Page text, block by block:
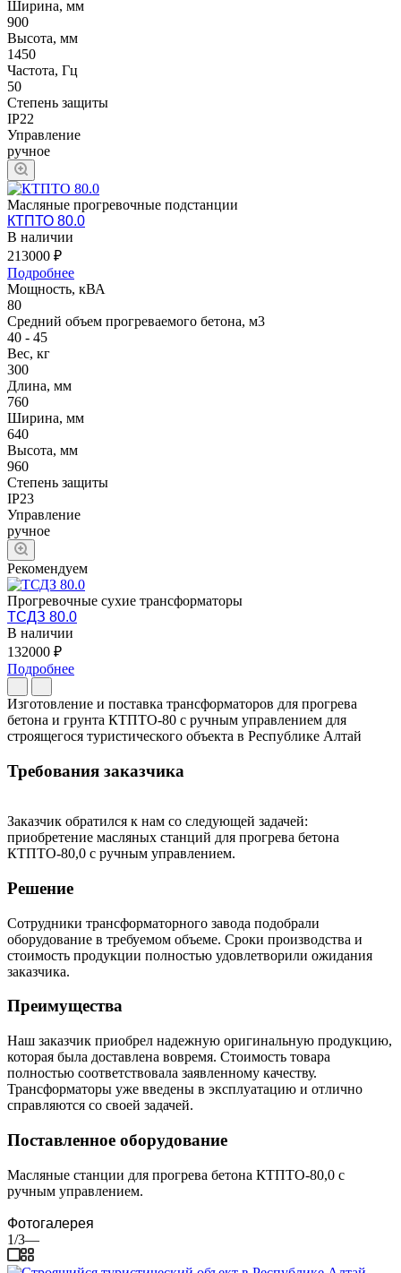
Ширина, мм
900
Высота, мм
1450
Частота, Гц
50
Степень защиты
IP22
Управление
ручное
Масляные прогревочные подстанции
КТПТО 80.0
В наличии
213000 ₽
Подробнее
Мощность, кВА
80
Средний объем прогреваемого бетона, м3
40 - 45
Вес, кг
300
Длина, мм
760
Ширина, мм
640
Высота, мм
960
Степень защиты
IP23
Управление
ручное
Рекомендуем
Прогревочные сухие трансформаторы
ТСДЗ 80.0
В наличии
132000 ₽
Подробнее
Изготовление и поставка трансформаторов для прогрева
бетона и грунта КТПТО-80 с ручным управлением для
строящегося туристического объекта в Республике Алтай
Требования заказчика
Заказчик обратился к нам со следующей задачей:
приобретение масляных станций для прогрева бетона
КТПТО-80,0 с ручным управлением.
Решение
Сотрудники трансформаторного завода подобрали
оборудование в требуемом объеме. Сроки производства и
стоимость продукции полностью удовлетворили ожидания
заказчика.
Преимущества
Наш заказчик приобрел надежную оригинальную продукцию,
которая была доставлена вовремя. Стоимость товара
полностью соответствовала заявленному качеству.
Трансформаторы уже введены в эксплуатацию и отлично
справляются со своей задачей.
Поставленное оборудование
Масляные станции для прогрева бетона КТПТО-80,0 с
ручным управлением.
Фотогалерея
1/3—